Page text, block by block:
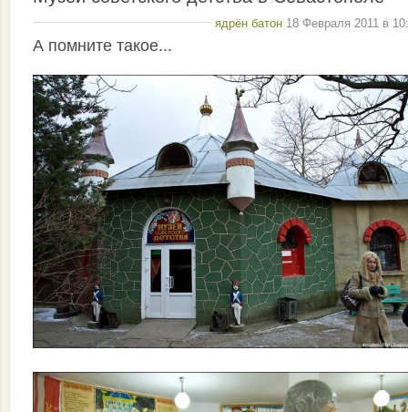
ядрён батон 18 Февраля 2011 в
А помните такое...